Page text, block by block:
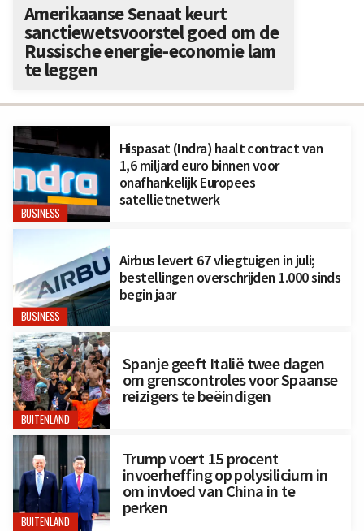
BUSINESS
Hispasat (Indra) haalt contract van
1,6 miljard euro binnen voor
onafhankelijk Europees
satellietnetwerk
BUSINESS
Airbus levert 67 vliegtuigen in juli;
bestellingen overschrijden 1.000 sinds
begin jaar
BUITENLAND
Spanje geeft Italië twee dagen
om grenscontroles voor Spaanse
reizigers te beëindigen
BUITENLAND
Trump voert 15 procent
invoerheffing op polysilicium in
om invloed van China in te
perken
Amerikaanse Senaat keurt
sanctiewetsvoorstel goed om de
Russische energie-economie lam
te leggen